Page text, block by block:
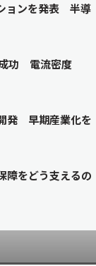
ョンを発表 半導
功 電流密度
発 早期産業化を
障をどう支えるの